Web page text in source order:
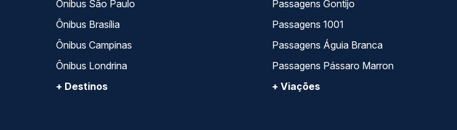
Ônibus São Paulo
Ônibus Brasília
Ônibus Campinas
Ônibus Londrina
+ Destinos
Passagens Gontijo
Passagens 1001
Passagens Águia Branca
Passagens Pássaro Marron
+ Viações